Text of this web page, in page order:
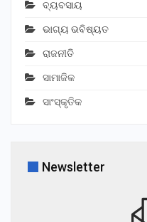
ବ୍ୟବସାୟ
ଭାଗ୍ୟ ଭବିଷ୍ୟତ
ରାଜନୀତି
ସାମାଜିକ
ସାଂସ୍କୃତିକ
Newsletter